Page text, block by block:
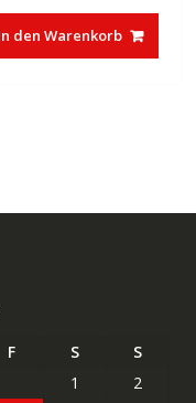
den Warenkorb
F S
S
1
2